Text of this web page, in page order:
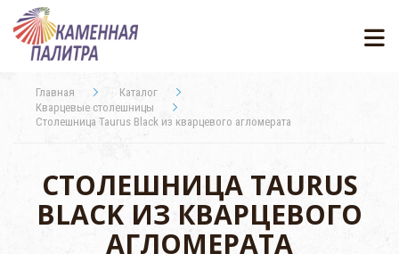
Главная
Каталог
Кварцевые столешницы
Столешница Taurus Black из кварцевого агломерата
СТОЛЕШНИЦА TAURUS
BLACK ИЗ КВАРЦЕВОГО
АГЛОМЕРАТА